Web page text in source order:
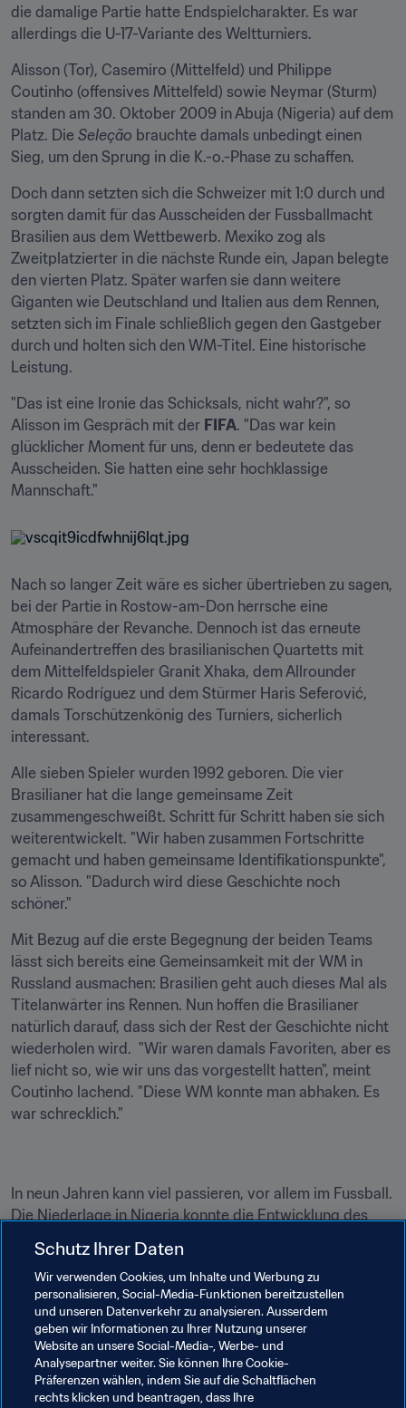
die damalige Partie hatte Endspielcharakter. Es war
allerdings die U-17-Variante des Weltturniers.
Alisson (Tor), Casemiro (Mittelfeld) und Philippe
Coutinho (offensives Mittelfeld) sowie Neymar (Sturm)
standen am 30. Oktober 2009 in Abuja (Nigeria) auf dem
Platz. Die Seleção brauchte damals unbedingt einen
Sieg, um den Sprung in die K.-o.-Phase zu schaffen.
Doch dann setzten sich die Schweizer mit 1:0 durch und
sorgten damit für das Ausscheiden der Fussballmacht
Brasilien aus dem Wettbewerb. Mexiko zog als
Zweitplatzierter in die nächste Runde ein, Japan belegte
den vierten Platz. Später warfen sie dann weitere
Giganten wie Deutschland und Italien aus dem Rennen,
setzten sich im Finale schließlich gegen den Gastgeber
durch und holten sich den WM-Titel. Eine historische
Leistung.
"Das ist eine Ironie das Schicksals, nicht wahr?", so
Alisson im Gespräch mit der FIFA. "Das war kein
glücklicher Moment für uns, denn er bedeutete das
Ausscheiden. Sie hatten eine sehr hochklassige
Mannschaft."
Nach so langer Zeit wäre es sicher übertrieben zu sagen,
bei der Partie in Rostow-am-Don herrsche eine
Atmosphäre der Revanche. Dennoch ist das erneute
Aufeinandertreffen des brasilianischen Quartetts mit
dem Mittelfeldspieler Granit Xhaka, dem Allrounder
Ricardo Rodríguez und dem Stürmer Haris Seferović,
damals Torschützenkönig des Turniers, sicherlich
interessant.
Alle sieben Spieler wurden 1992 geboren. Die vier
Brasilianer hat die lange gemeinsame Zeit
zusammengeschweißt. Schritt für Schritt haben sie sich
weiterentwickelt. "Wir haben zusammen Fortschritte
gemacht und haben gemeinsame Identifikationspunkte",
so Alisson. "Dadurch wird diese Geschichte noch
schöner."
Mit Bezug auf die erste Begegnung der beiden Teams
lässt sich bereits eine Gemeinsamkeit mit der WM in
Russland ausmachen: Brasilien geht auch dieses Mal als
Titelanwärter ins Rennen. Nun hoffen die Brasilianer
natürlich darauf, dass sich der Rest der Geschichte nicht
wiederholen wird.  "Wir waren damals Favoriten, aber es
lief nicht so, wie wir uns das vorgestellt hatten", meint
Coutinho lachend. "Diese WM konnte man abhaken. Es
war schrecklich."
In neun Jahren kann viel passieren, vor allem im Fussball.
Die Niederlage in Nigeria konnte die Entwicklung des
Teamkameraden natürlich nicht aufhalten. Mittlerweile
zählen sie auf ihrer jeweiligen Position zu den Besten der
Welt.
Andererseits hat auch das Schweizer Trio eine
phänomenale Entwicklung vorzuweisen. Alle drei Spieler
haben eine herausragende Karriere in Europa hingelegt,
wenn auch auf einem etwas niedrigeren Niveau als die
Schutz Ihrer Daten
Wir verwenden Cookies, um Inhalte und Werbung zu
personalisieren, Social-Media-Funktionen bereitzustellen
und unseren Datenverkehr zu analysieren. Ausserdem
geben wir Informationen zu Ihrer Nutzung unserer
Website an unsere Social-Media-, Werbe- und
Analysepartner weiter. Sie können Ihre Cookie-
Präferenzen wählen, indem Sie auf die Schaltflächen
rechts klicken und beantragen, dass Ihre